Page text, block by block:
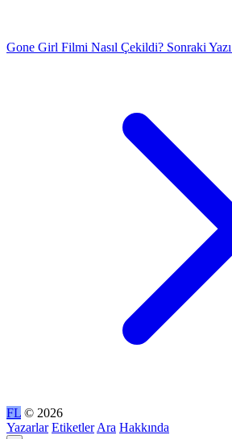
Gone Girl Filmi Nasıl Çekildi? Sonraki Yazı
FL © 2026
Yazarlar Etiketler Ara Hakkında